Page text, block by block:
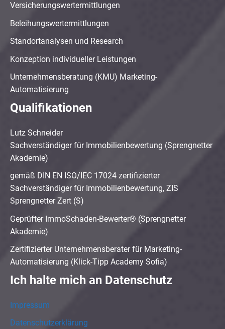
Versicherungswertermittlungen
Beleihungswertermittlungen
Standortanalysen und Research
Konzeption individueller Leistungen
Unternehmensberatung (KMU) Marketing-
Automatisierung
Qualifikationen
Lutz Schneider
Sachverständiger für Immobilienbewertung (Sprengnetter
Akademie)
gemäß DIN EN ISO/IEC 17024 zertifizierter
Sachverständiger für Immobilienbewertung, ZIS
Sprengnetter Zert (S)
Geprüfter ImmoSchaden-Bewerter® (Sprengnetter
Akademie)
Zertifizierter Unternehmensberater für Marketing-
Automatisierung (Klick-Tipp Academy Sofia)
Ich halte mich an Datenschutz
Impressum
Datenschutzerklärung